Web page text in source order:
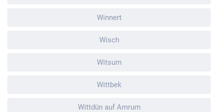
Winnert
Wisch
Witsum
Wittbek
Wittdün auf Amrum